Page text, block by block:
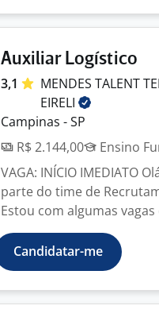
Auxiliar Logístico
3,1
MENDES TALENT
EIRELI
Campinas - SP
R$ 2.144,00
Ensino
VAGA: INÍCIO IMEDIATO
parte do time de
Estou com algumas vagas
Candidatar-me